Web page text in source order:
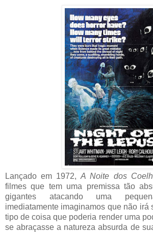
Lançado em 1972,A Noite dos
filmes que tem uma premissa tão
gigantes atacando uma
imediatamente imaginamos que não irá
tipo de coisa que poderia render uma
se abraçasse a natureza absurda de